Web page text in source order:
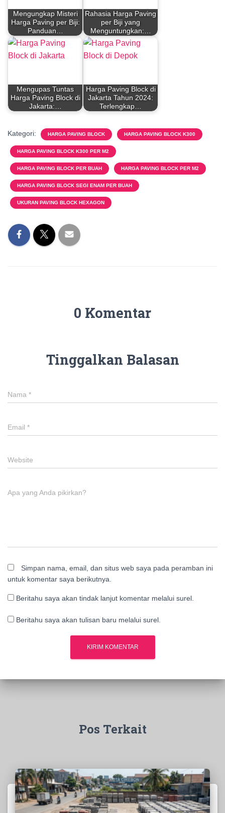
Mengungkap Misteri
Harga Paving per Biji:
Panduan…
Rahasia Harga Paving
per Biji yang
Menguntungkan:…
Mengupas Tuntas
Harga Paving Block di
Jakarta:…
Harga Paving Block di
Jakarta Tahun 2024:
Terlengkap…
Kategori: HARGA PAVING BLOCK HARGA PAVING BLOCK K300
HARGA PAVING BLOCK K300 PER M2
HARGA PAVING BLOCK PER BUAH HARGA PAVING BLOCK PER M2
HARGA PAVING BLOCK SEGI ENAM PER BUAH
UKURAN PAVING BLOCK HEXAGON
0 Komentar
Tinggalkan Balasan
Nama *
Email *
Website
Apa yang Anda pikirkan?
Simpan nama, email, dan situs web saya pada peramban ini
untuk komentar saya berikutnya.
Beritahu saya akan tindak lanjut komentar melalui surel.
Beritahu saya akan tulisan baru melalui surel.
Pos Terkait